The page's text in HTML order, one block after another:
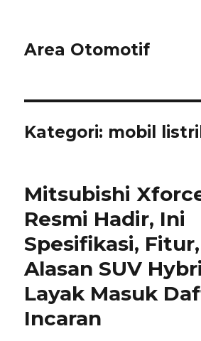
Area Otomotif
Kategori: mobil
Mitsubishi
Resmi Hadir, Ini
Spesifikasi,
Alasan SUV
Layak Masuk
Incaran